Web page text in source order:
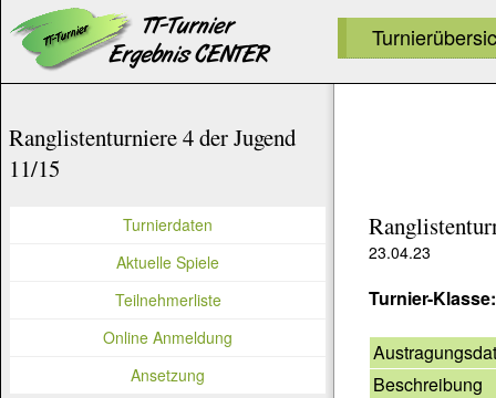
23.04.23
Turnier-
Beschreibung
Ranglistenturniere 4 der Jugend
11/15
Turnierdaten
Aktuelle Spiele
Teilnehmerliste
Online Anmeldung
Ansetzung